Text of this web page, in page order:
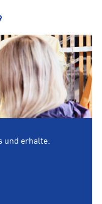
und erhalte: